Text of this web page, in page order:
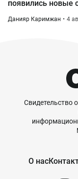
появились новые
Данияр Каримжан 4
Свидетельство
О нас